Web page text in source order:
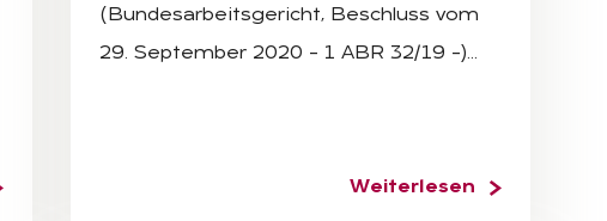
(Bundesarbeitsgericht, Beschluss vom
29. September 2020 – 1 ABR 32/19 –)…
Weiterlesen